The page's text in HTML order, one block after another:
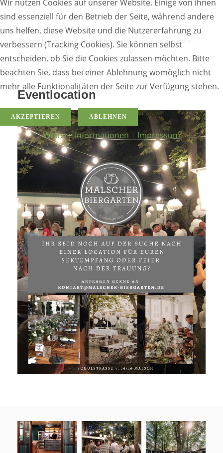
Eventlocation
Weitere Hinweise zur Verwendung von Google Maps in unserer
Datenschutzerklärung.
Wir nutzen Cookies auf unserer Website. Einige von ihnen
sind essenziell für den Betrieb der Seite, während andere
uns helfen, diese Website und die Nutzererfahrung zu
verbessern (Tracking Cookies). Sie können selbst
entscheiden, ob Sie die Cookies zulassen möchten. Bitte
beachten Sie, dass bei einer Ablehnung womöglich nicht
mehr alle Funktionalitäten der Seite zur Verfügung stehen.
AKZEPTIEREN ABLEHNEN
Weitere Informationen | Impressum